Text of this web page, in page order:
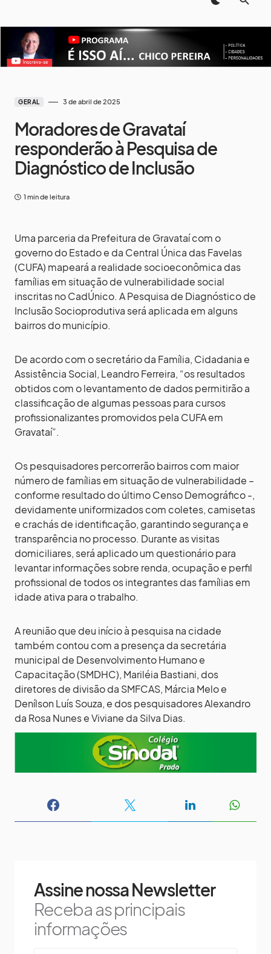
GERAL 3 de abril de 2025
Moradores de Gravataí
responderão à Pesquisa de
Diagnóstico de Inclusão
1 min de leitura
Uma parceria da Prefeitura de Gravataí com o
governo do Estado e da Central Única das Favelas
(CUFA) mapeará a realidade socioeconômica das
famílias em situação de vulnerabilidade social
inscritas no CadÚnico. A Pesquisa de Diagnóstico de
Inclusão Socioprodutiva será aplicada em alguns
bairros do município.
De acordo com o secretário da Família, Cidadania e
Assistência Social, Leandro Ferreira, “os resultados
obtidos com o levantamento de dados permitirão a
classificação de algumas pessoas para cursos
profissionalizantes promovidos pela CUFA em
Gravataí”.
Os pesquisadores percorrerão bairros com maior
número de famílias em situação de vulnerabilidade –
conforme resultado do último Censo Demográfico -,
devidamente uniformizados com coletes, camisetas
e crachás de identificação, garantindo segurança e
transparência no processo. Durante as visitas
domiciliares, será aplicado um questionário para
levantar informações sobre renda, ocupação e perfil
profissional de todos os integrantes das famílias em
idade ativa para o trabalho.
A reunião que deu início à pesquisa na cidade
também contou com a presença da secretária
municipal de Desenvolvimento Humano e
Capacitação (SMDHC), Mariléia Bastiani, dos
diretores de divisão da SMFCAS, Márcia Melo e
Denílson Luís Souza, e dos pesquisadores Alexandro
da Rosa Nunes e Viviane da Silva Dias.
Assine nossa Newsletter
Receba as principais
informações